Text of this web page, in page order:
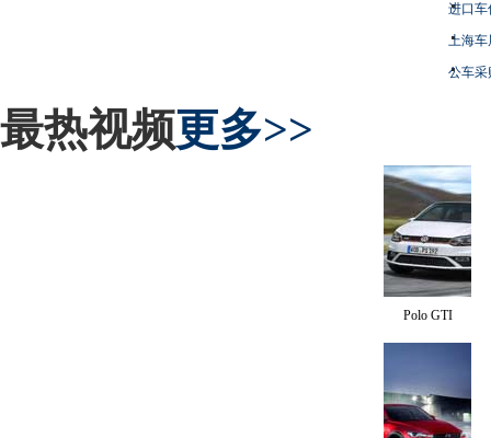
进口车
上海
公车采
最热视频更多>>
Polo GTI